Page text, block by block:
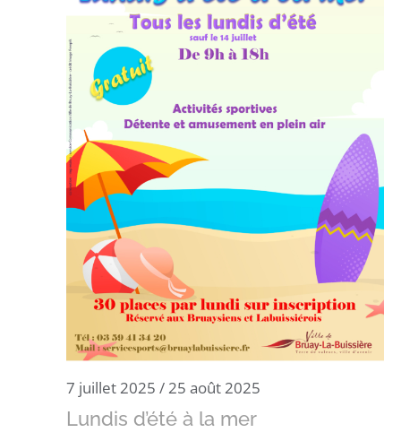
7 juillet 2025 /25 août 2025
Lundis d’été à la mer